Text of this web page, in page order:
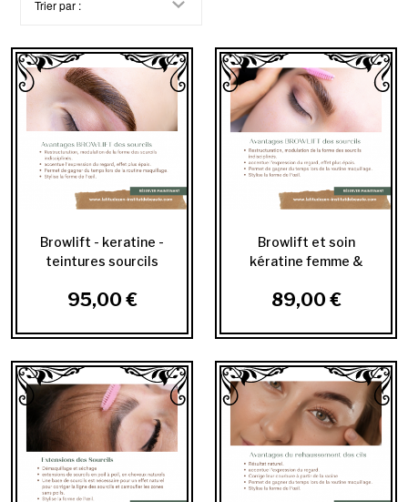
Browlift - keratine -
teintures sourcils
95,00 €
Browlift et soin
kératine femme &
89,00 €